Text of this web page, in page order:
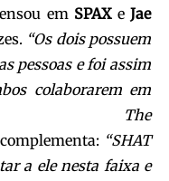
em SPAXeJae
“Os dois possuem
pessoas e foi assim
colaborarem em
The
“SHAT
a ele nesta faixa e